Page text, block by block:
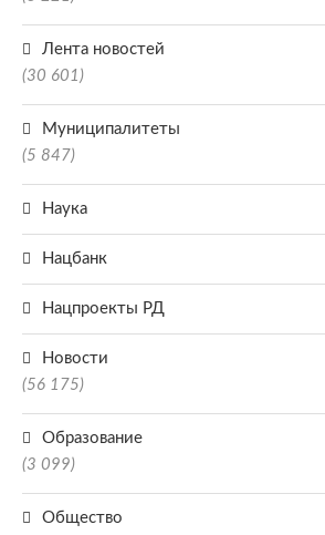
Лента новостей
(30 601)
Муниципалитеты
(5 847)
Наука
Нацбанк
Нацпроекты РД
Новости
(56 175)
Образование
(3 099)
Общество